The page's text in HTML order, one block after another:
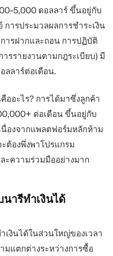
5,000 ดอลลาร์ ขึ้นอยู่กับ
ารประมวลผลการชำระเงิน
ารฝากและถอน การปฏิบัติ
รรายงานตามกฎระเบียบ) มี
ลลาร์ต่อเดือน.
อะไร? การได้มาซึ่งลูกค้า
ต่อเดือน ขึ้นอยู่กับ
องจากแพลตฟอร์มหลักห้าม
องพึ่งพาโปรแกรม
ะความร่วมมืออย่างมาก
ารีทำเงินได้
งินได้ในส่วนใหญ่ของเวลา
มแตกต่างระหว่างการซื้อ